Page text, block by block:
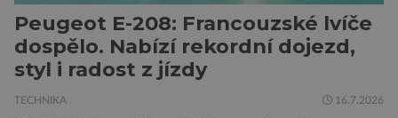
Peugeot E-208: Francouzské lvíče
dospělo. Nabízí rekordní dojezd,
styl i radost z jízdy
TECHNIKA 16.7.2026